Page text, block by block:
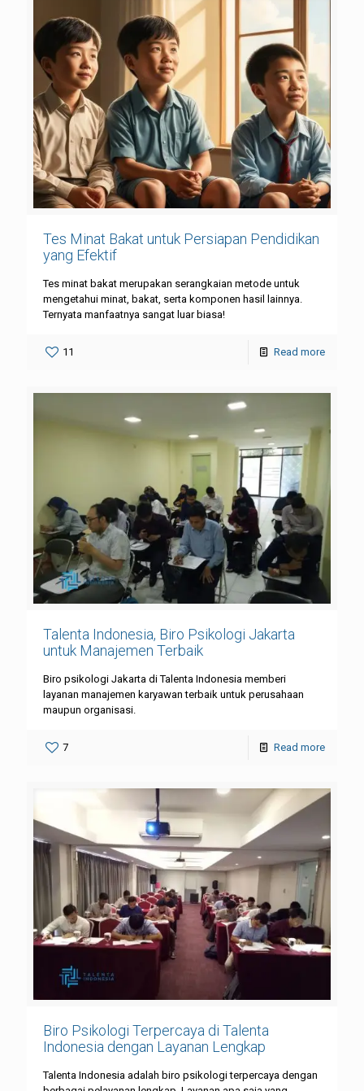
Tes Minat Bakat untuk Persiapan Pendidikan
yang Efektif
Tes minat bakat merupakan serangkaian metode untuk
mengetahui minat, bakat, serta komponen hasil lainnya.
Ternyata manfaatnya sangat luar biasa!
11 Read more
Talenta Indonesia, Biro Psikologi Jakarta
untuk Manajemen Terbaik
Biro psikologi Jakarta di Talenta Indonesia memberi
layanan manajemen karyawan terbaik untuk perusahaan
maupun organisasi.
7 Read more
Biro Psikologi Terpercaya di Talenta
Indonesia dengan Layanan Lengkap
Talenta Indonesia adalah biro psikologi terpercaya dengan